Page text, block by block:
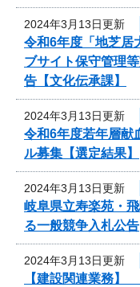
2024年3月13日更新
令和6年度「地芝居
ブサイト保守管理
告【文化伝承課】
2024年3月13日更新
令和6年度若年層献
ル募集【選定結果】
2024年3月13日更新
岐阜県立寿楽苑・
る一般競争入札公告
2024年3月13日更新
【建設関連業務】